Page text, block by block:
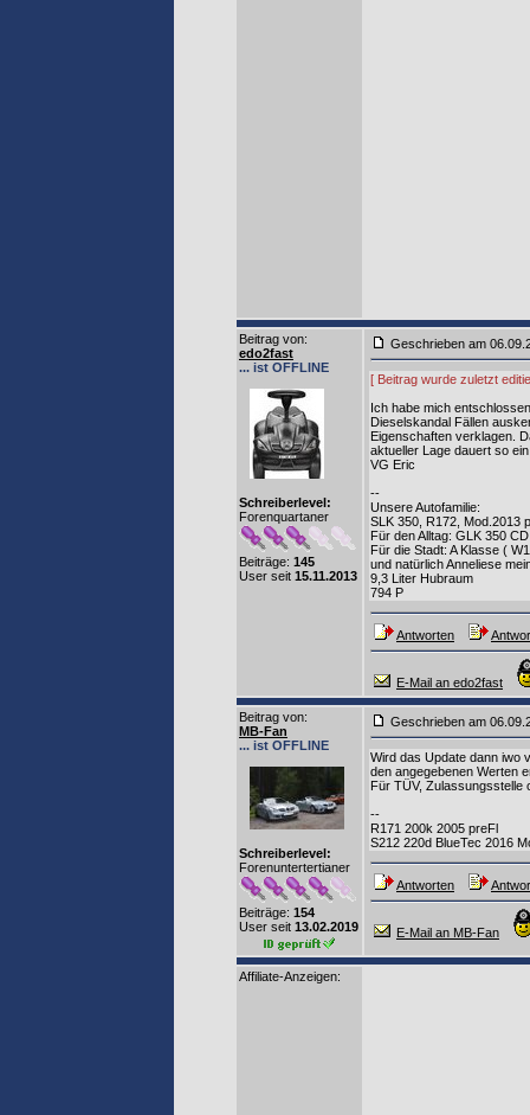
Beitrag von:
edo2fast
... ist OFFLINE
Schreiberlevel:
Forenquartaner
Beiträge: 145
User seit 15.11.2013
Geschrieben am
[ Beitrag wurde zuletzt
Ich habe mich
Dieselskandal Fällen
Eigenschaften verklagen.
aktueller Lage dauert so
VG Eric
--
Unsere Autofamilie:
SLK 350, R172, Mod.2013
Für den Alltag: GLK 350
Für die Stadt: A Klasse (
und natürlich Anneliese
9,3 Liter Hubraum
794 P
Antworten
E-Mail an edo2fast
Beitrag von:
MB-Fan
... ist OFFLINE
Schreiberlevel:
Forenuntertertianer
Beiträge: 154
User seit 13.02.2019
Geschrieben am
Wird das Update dann iwo
den angegebenen Werten
Für TÜV, Zulassungsstelle
--
R171 200k 2005 preFl
S212 220d BlueTec 2016
Antworten
E-Mail an MB-Fan
Affiliate-Anzeigen: